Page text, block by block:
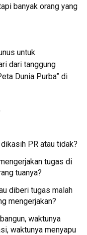
banyak orang yang
untuk
dari tanggung
Dunia Purba” di
PR atau tidak?
tugas di
tuanya?
diberi tugas malah
mengerjakan?
waktunya
waktunya menyapu